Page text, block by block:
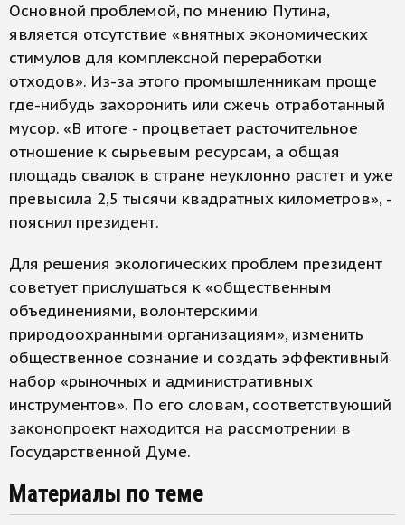
Основной проблемой, по мнению Путина,
является отсутствие «внятных экономических
стимулов для комплексной переработки
отходов». Из-за этого промышленникам проще
где-нибудь захоронить или сжечь отработанный
мусор. «В итоге - процветает расточительное
отношение к сырьевым ресурсам, а общая
площадь свалок в стране неуклонно растет и уже
превысила 2,5 тысячи квадратных километров», -
пояснил президент.
Для решения экологических проблем президент
советует прислушаться к «общественным
объединениями, волонтерскими
природоохранными организациям», изменить
общественное сознание и создать эффективный
набор «рыночных и административных
инструментов». По его словам, соответствующий
законопроект находится на рассмотрении в
Государственной Думе.
Материалы по теме